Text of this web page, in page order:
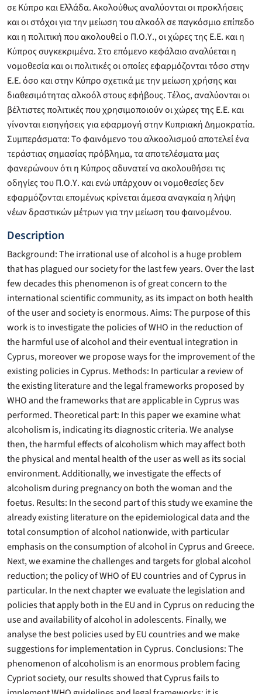
σε Κύπρο και Ελλάδα. Ακολούθως αναλύονται οι προκλήσεις
και οι στόχοι για την μείωση του αλκοόλ σε παγκόσμιο επίπεδο
και η πολιτική που ακολουθεί ο Π.Ο.Υ., οι χώρες της Ε.Ε. και η
Κύπρος συγκεκριμένα. Στο επόμενο κεφάλαιο αναλύεται η
νομοθεσία και οι πολιτικές οι οποίες εφαρμόζονται τόσο στην
Ε.Ε. όσο και στην Κύπρο σχετικά με την μείωση χρήσης και
διαθεσιμότητας αλκοόλ στους εφήβους. Τέλος, αναλύονται οι
βέλτιστες πολιτικές που χρησιμοποιούν οι χώρες της Ε.Ε. και
γίνονται εισηγήσεις για εφαρμογή στην Κυπριακή Δημοκρατία.
Συμπεράσματα: Το φαινόμενο του αλκοολισμού αποτελεί ένα
τεράστιας σημασίας πρόβλημα, τα αποτελέσματα μας
φανερώνουν ότι η Κύπρος αδυνατεί να ακολουθήσει τις
οδηγίες του Π.Ο.Υ. και ενώ υπάρχουν οι νομοθεσίες δεν
εφαρμόζονται επομένως κρίνεται άμεσα αναγκαία η λήψη
νέων δραστικών μέτρων για την μείωση του φαινομένου.
Description
Background: The irrational use of alcohol is a huge problem
that has plagued our society for the last few years. Over the last
few decades this phenomenon is of great concern to the
international scientific community, as its impact on both health
of the user and society is enormous. Aims: The purpose of this
work is to investigate the policies of WHO in the reduction of
the harmful use of alcohol and their eventual integration in
Cyprus, moreover we propose ways for the improvement of the
existing policies in Cyprus. Methods: In particular a review of
the existing literature and the legal frameworks proposed by
WHO and the frameworks that are applicable in Cyprus was
performed. Theoretical part: In this paper we examine what
alcoholism is, indicating its diagnostic criteria. We analyse
then, the harmful effects of alcoholism which may affect both
the physical and mental health of the user as well as its social
environment. Additionally, we investigate the effects of
alcoholism during pregnancy on both the woman and the
foetus. Results: In the second part of this study we examine the
already existing literature on the epidemiological data and the
total consumption of alcohol nationwide, with particular
emphasis on the consumption of alcohol in Cyprus and Greece.
Next, we examine the challenges and targets for global alcohol
reduction; the policy of WHO of EU countries and of Cyprus in
particular. In the next chapter we evaluate the legislation and
policies that apply both in the EU and in Cyprus on reducing the
use and availability of alcohol in adolescents. Finally, we
analyse the best policies used by EU countries and we make
suggestions for implementation in Cyprus. Conclusions: The
phenomenon of alcoholism is an enormous problem facing
Cypriot society, our results showed that Cyprus fails to